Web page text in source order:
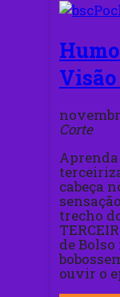
Corte
cabeça
trecho
de Bolso
ouvir o